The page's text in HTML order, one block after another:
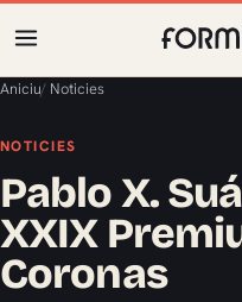
Aniciu/ Noticies
NOTICIES
Pablo X.
XXIX
Coronas